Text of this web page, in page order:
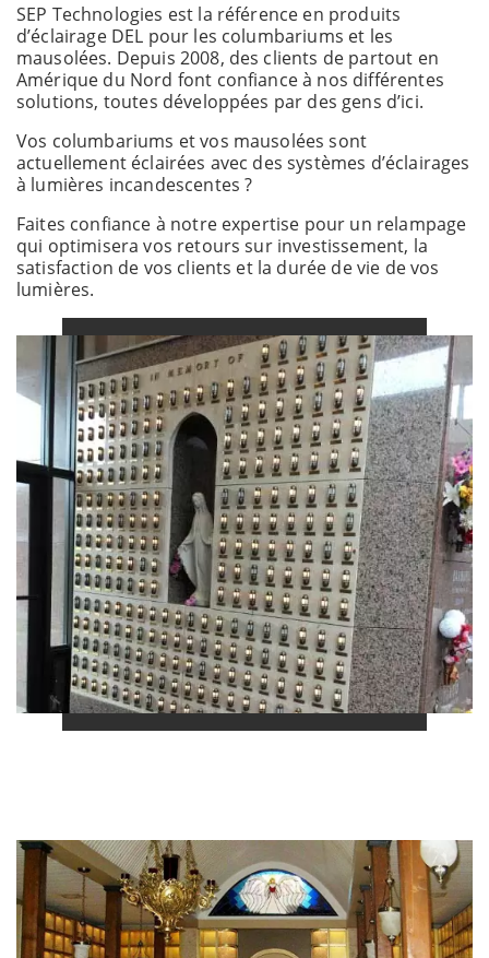
SEP Technologies est la référence en produits
d’éclairage DEL pour les columbariums et les
mausolées. Depuis 2008, des clients de partout en
Amérique du Nord font confiance à nos différentes
solutions, toutes développées par des gens d’ici.
Vos columbariums et vos mausolées sont
actuellement éclairées avec des systèmes d’éclairages
à lumières incandescentes ?
Faites confiance à notre expertise pour un relampage
qui optimisera vos retours sur investissement, la
satisfaction de vos clients et la durée de vie de vos
lumières.